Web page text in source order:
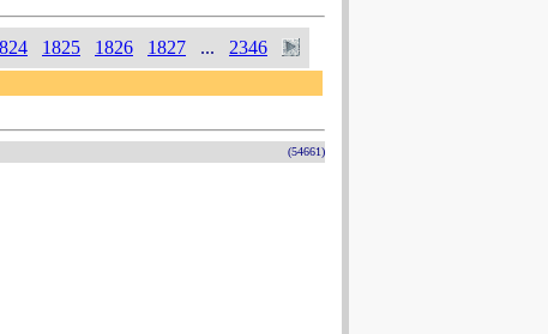
1825 1826 1827 ... 2346
(54661)